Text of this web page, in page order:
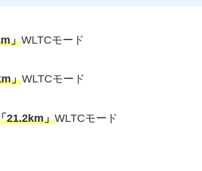
」WLTCモード
」WLTCモード
21.2km」WLTCモード